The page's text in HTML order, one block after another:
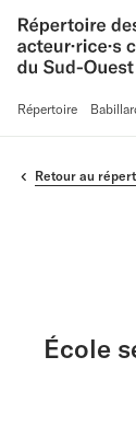
Répertoire
Retour au
École